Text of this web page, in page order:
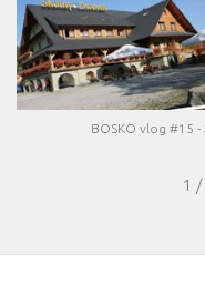
BOSKO vlog #15
1 /